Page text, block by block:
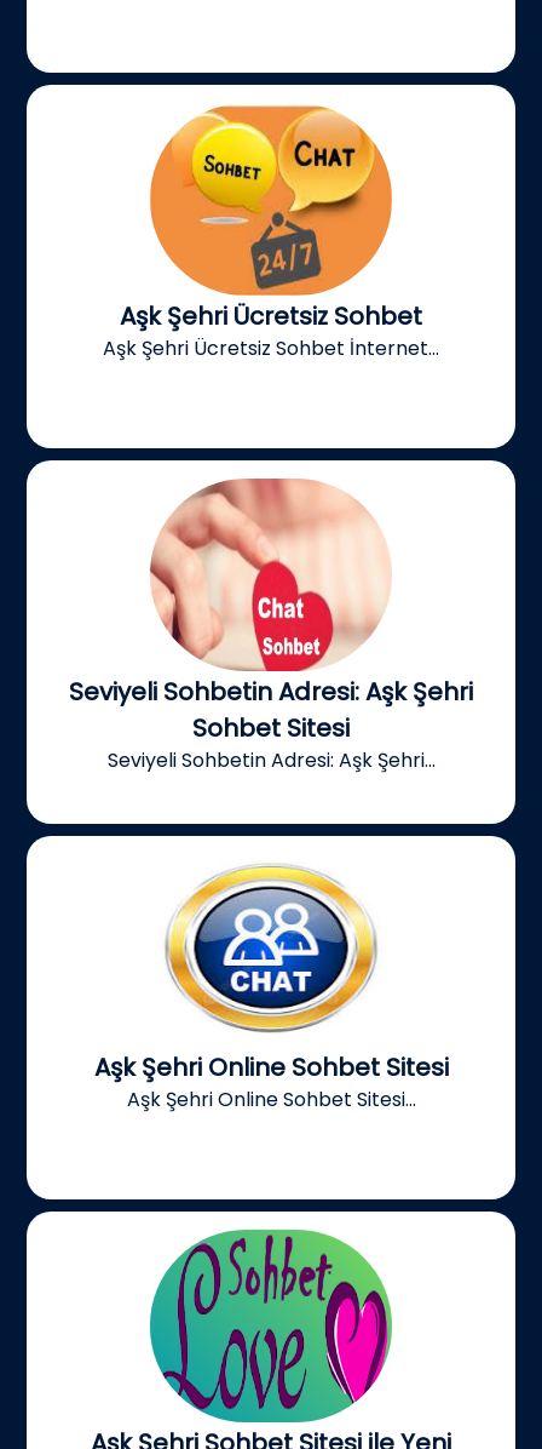
Aşk Şehri Ücretsiz Sohbet
Aşk Şehri Ücretsiz Sohbet İnternet...
Seviyeli Sohbetin Adresi: Aşk Şehri
Sohbet Sitesi
Seviyeli Sohbetin Adresi: Aşk Şehri...
Aşk Şehri Online Sohbet Sitesi
Aşk Şehri Online Sohbet Sitesi...